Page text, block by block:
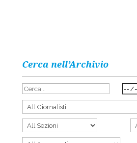
Cerca nell’Archivio